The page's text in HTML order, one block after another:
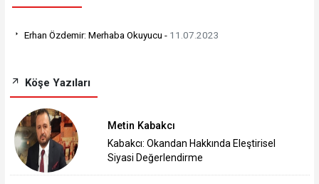
Erhan Özdemir: Merhaba Okuyucu - 11.07.2023
Köşe Yazıları
Metin Kabakcı
Kabakcı: Okandan Hakkında Eleştirisel
Siyasi Değerlendirme